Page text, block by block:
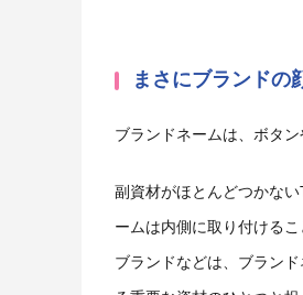
まさにブランドの
ブランドネームは、ボタ
副資材がほとんどつかな
ームは内側に取り付ける
ブランドなどは、ブラン